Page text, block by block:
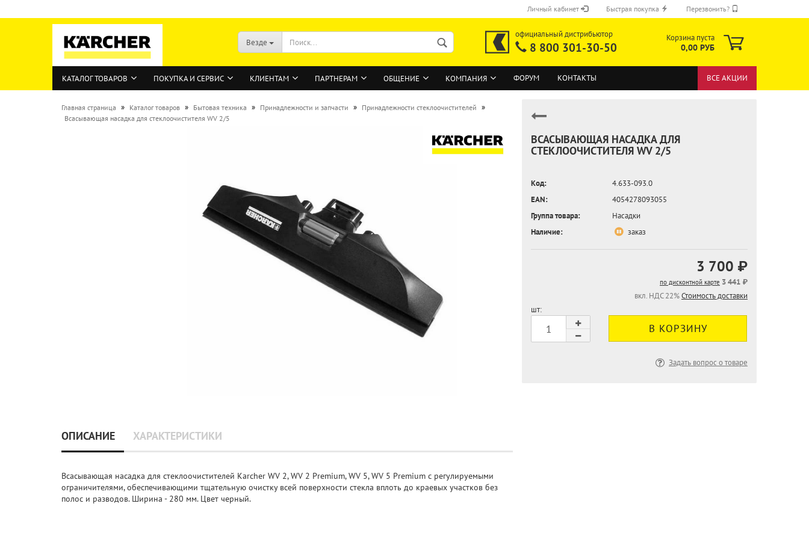
Личный кабинет
ВОЙТИ
Быстрая покупка Перезвонить?
ОТПРАВИТЬ
Везде
официальный дистрибьютор
8 800 301-30-50
Корзина пуста
0,00 РУБ
КАТАЛОГ ТОВАРОВ ПОКУПКА И СЕРВИС КЛИЕНТАМ ПАРТНЕРАМ ОБЩЕНИЕ КОМПАНИЯ ФОРУМ КОНТАКТЫ ВСЕ АКЦИИ
Главная страница » Каталог товаров » Бытовая техника » Принадлежности и запчасти » Принадлежности стеклоочистителей »
Всасывающая насадка для стеклоочистителя WV 2/5
ВСАСЫВАЮЩАЯ НАСАДКА ДЛЯ
СТЕКЛООЧИСТИТЕЛЯ WV 2/5
Код:
4.633-093.0
EAN:
4054278093055
Группа товара:
Насадки
Наличие:
заказ
3 700 ₽
по дисконтной карте 3 441 ₽
вкл. НДС 22%Стоимость доставки
шт:
Задать вопрос о товаре
ОПИСАНИЕ ХАРАКТЕРИСТИКИ
Всасывающая насадка для стеклоочистителей Karcher WV 2, WV 2 Premium, WV 5, WV 5 Premium с регулируемыми
ограничителями, обеспечивающими тщательную очистку всей поверхности стекла вплоть до краевых участков без
полос и разводов. Ширина - 280 мм. Цвет черный.